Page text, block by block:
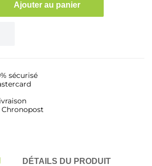
Ajouter au panier
sécurisé
DÉTAILS DU PRODUIT